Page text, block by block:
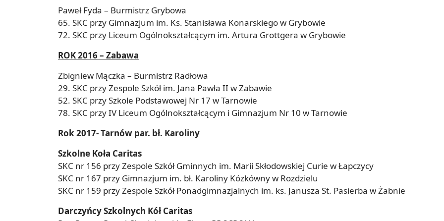
Paweł Fyda – Burmistrz Grybowa
65. SKC przy Gimnazjum im. Ks. Stanisława Konarskiego w Grybowie
72. SKC przy Liceum Ogólnokształcącym im. Artura Grottgera w Grybowie
ROK 2016 – Zabawa
Zbigniew Mączka – Burmistrz Radłowa
29. SKC przy Zespole Szkół im. Jana Pawła II w Zabawie
52. SKC przy Szkole Podstawowej Nr 17 w Tarnowie
78. SKC przy IV Liceum Ogólnokształcącym i Gimnazjum Nr 10 w Tarnowie
Rok 2017- Tarnów par. bł. Karoliny
Szkolne Koła Caritas
SKC nr 156 przy Zespole Szkół Gminnych im. Marii Skłodowskiej Curie w Łapczycy
SKC nr 167 przy Gimnazjum im. bł. Karoliny Kózkówny w Rozdzielu
SKC nr 159 przy Zespole Szkół Ponadgimnazjalnych im. ks. Janusza St. Pasierba w Żabnie
Darczyńcy Szkolnych Kół Caritas